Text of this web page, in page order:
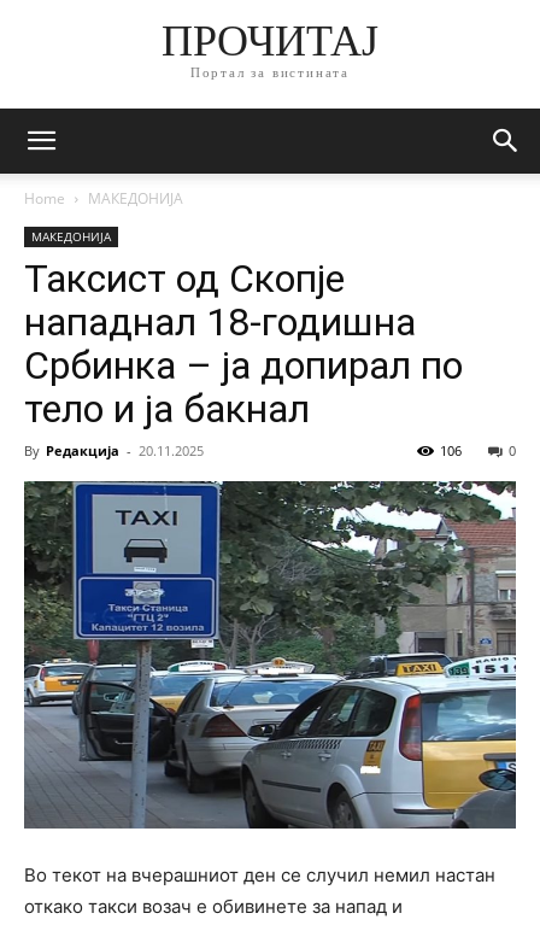
ПРОЧИТАЈ
Портал за вистината
Home МАКЕДОНИЈА
МАКЕДОНИЈА
Таксист од Скопје
нападнал 18-годишна
Србинка – ја допирал по
тело и ја бакнал
By Редакција - 20.11.2025 0
106
Во текот на вчерашниот ден се случил немил настан
откако такси возач е обивинете за напад и